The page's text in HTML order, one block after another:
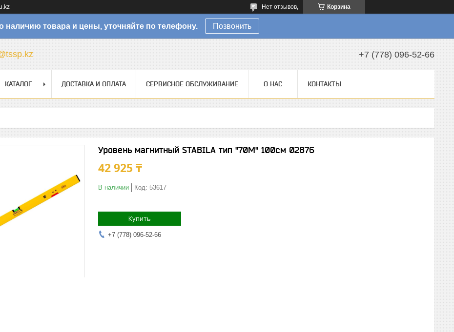
Корзина
Нет отзывов,
наличию товара и цены, уточняйте по телефону. Позвонить
+7 (778) 096-52-66
КАТАЛОГ ДОСТАВКА И ОПЛАТА СЕРВИСНОЕ ОБСЛУЖИВАНИЕ О НАС КОНТАКТЫ
Уровень магнитный STABILA тип "70М" 100см 02876
42 925 ₸
В наличии Код: 53617
Купить
+7 (778) 096-52-66